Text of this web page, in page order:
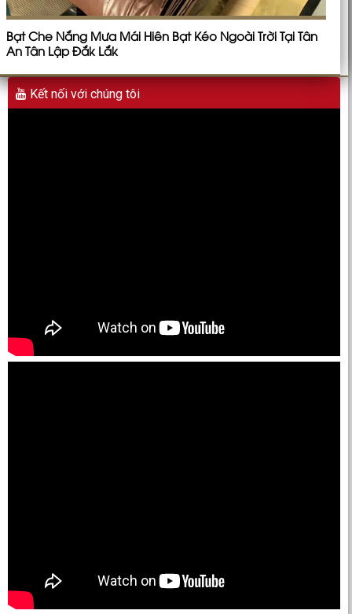
Bạt Che Nắng Mưa Mái Hiên Bạt Kéo Ngoài Trời Tại Tân
An Tân Lập Đắk Lắk
Kết nối với chúng tôi